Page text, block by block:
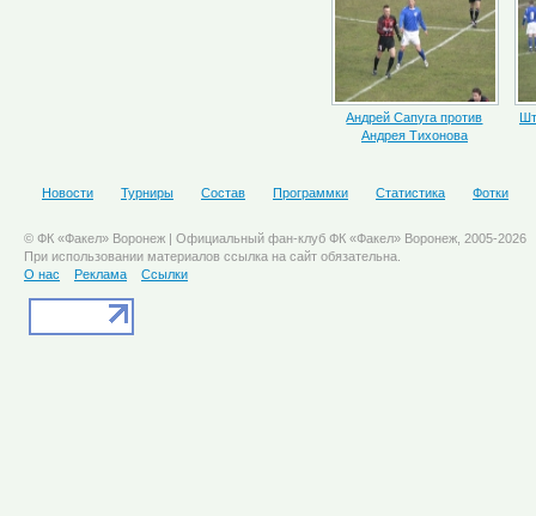
Андрей Сапуга против
Андрея Тихонова
Новости Турниры Состав Программки Статистика Фотки
© ФК «Факел» Воронеж | Официальный фан-клуб ФК «Факел» Воронеж, 2005-2026
При использовании материалов ссылка на сайт обязательна.
О нас
Реклама Ссылки